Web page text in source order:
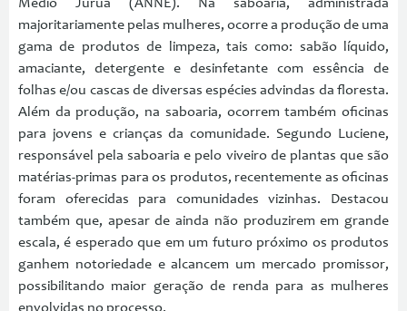
Médio Juruá (ANNE). Na saboaria, administrada
majoritariamente pelas mulheres, ocorre a produção de uma
gama de produtos de limpeza, tais como: sabão líquido,
amaciante, detergente e desinfetante com essência de
folhas e/ou cascas de diversas espécies advindas da floresta.
Além da produção, na saboaria, ocorrem também oficinas
para jovens e crianças da comunidade. Segundo Luciene,
responsável pela saboaria e pelo viveiro de plantas que são
matérias-primas para os produtos, recentemente as oficinas
foram oferecidas para comunidades vizinhas. Destacou
também que, apesar de ainda não produzirem em grande
escala, é esperado que em um futuro próximo os produtos
ganhem notoriedade e alcancem um mercado promissor,
possibilitando maior geração de renda para as mulheres